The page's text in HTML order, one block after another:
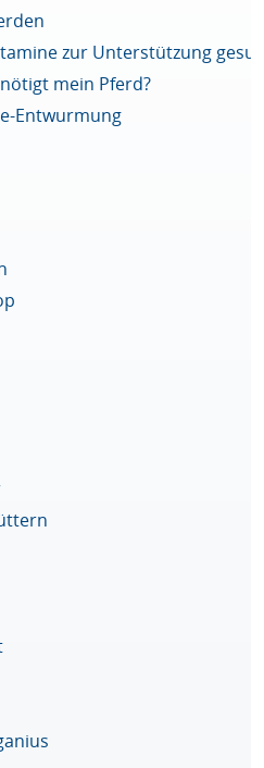
zur Unterstützung
mein Pferd?
Entwurmung